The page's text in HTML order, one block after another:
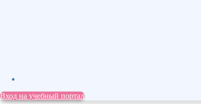
Вход на учебный портал